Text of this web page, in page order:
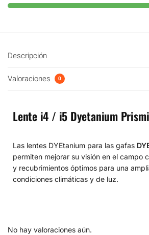
Descripción
Valoraciones 0
Lente i4 / i5 Dyetanium
Las lentes DYEtanium para las gafas
permiten mejorar su visión en el campo
y recubrimientos óptimos para una
condiciones climáticas y de luz.
No hay valoraciones aún.